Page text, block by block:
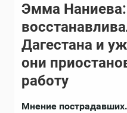
Эмма
Дагестана и
они
работу
Мнение пострадавших.